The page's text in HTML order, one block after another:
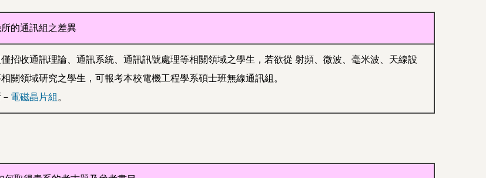
的通訊組之差異
招收通訊理論、通訊系統、通訊訊號處理等相關領域之學生，若欲從 射頻、微波、毫米波、天線設
關領域研究之學生，可報考本校電機工程學系碩士班無線通訊組。
電磁晶片組。